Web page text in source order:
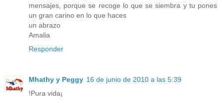
mensajes, porque se recoge lo que se siembra y tu pones
un gran carino en lo que haces
un abrazo
Amalia
Responder
Mhathy y Peggy 16 de junio de 2010 a las 5:39
!Pura vida¡